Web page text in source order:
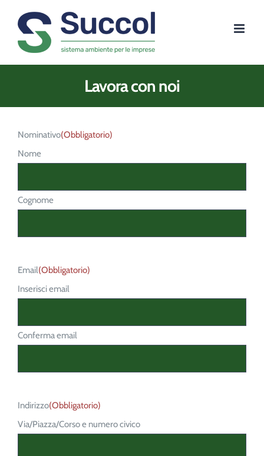
contenuto
Lavora con noi
Nominativo(Obbligatorio)
Nome
Cognome
Email(Obbligatorio)
Inserisci email
Conferma email
Indirizzo(Obbligatorio)
Via/Piazza/Corso e numero civico